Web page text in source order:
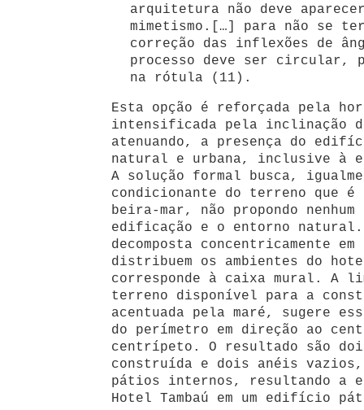
arquitetura não deve
mimetismo.[…] para não se
correção das inflexões de
processo deve ser circular,
na rótula (11).
Esta opção é reforçada pela
intensificada pela inclinação
atenuando, a presença do
natural e urbana, inclusive à
A solução formal busca,
condicionante do terreno que
beira-mar, não propondo
edificação e o entorno
decomposta concentricamente
distribuem os ambientes do
corresponde à caixa mural. A
terreno disponível para a
acentuada pela maré, sugere
do perímetro em direção ao
centrípeto. O resultado são
construída e dois anéis vazios,
pátios internos, resultando a
Hotel Tambaú em um edifício